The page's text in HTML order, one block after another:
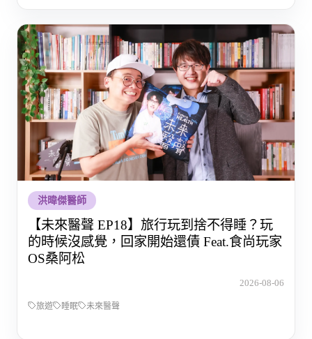
洪暐傑醫師
【未來醫聲 EP18】旅行玩到捨不得睡？玩
的時候沒感覺，回家開始還債 Feat.食尚玩家
OS桑阿松
2026-08-06
旅遊 睡眠 未來醫聲